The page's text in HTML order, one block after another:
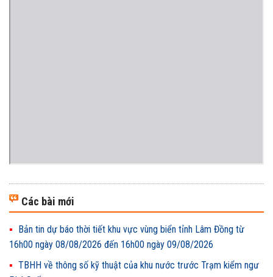
Các bài mới
Bản tin dự báo thời tiết khu vực vùng biển tỉnh Lâm Đồng từ
16h00 ngày 08/08/2026 đến 16h00 ngày 09/08/2026
TBHH về thông số kỹ thuật của khu nước trước Trạm kiểm ngư